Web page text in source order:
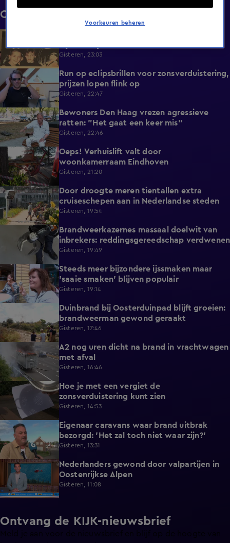
Clips
Gisteren, 23:03
2:06
Run op eclipsbrillen voor zonsverduistering,
prijzen lopen flink op
Gisteren, 22:47
1:54
Bewoners Den Haag vrezen agressieve
ratten: "Het gaat een keer mis"
Gisteren, 22:46
0:58
Oeps! Verhuislift valt door
woonkamerraam Eindhoven
Gisteren, 21:20
2:11
Door droogte meren tientallen extra
cruiseschepen aan in Nederlandse steden
Gisteren, 19:54
Brandweerkazernes massaal doelwit van
inbrekers: reddingsgereedschap verdwenen
Gisteren, 19:49
1:17
Steeds meer bijzondere ijssmaken maar
'saaie smaken' blijven populair
Gisteren, 19:14
Duinbrand bij Oosterduinpad blijft groeien:
brandweerman gewond geraakt
Gisteren, 17:46
A2 nog uren dicht na brand in vrachtwagen
met afval
Gisteren, 16:46
1:21
Hoe je met een vergiet de
zonsverduistering kunt zien
Gisteren, 14:53
2:14
Eigenaar caravans waar brand uitbrak
bezorgd: 'Het zal toch niet waar zijn?'
Gisteren, 13:31
0:34
Nederlanders gewond door valpartijen in
Oostenrijkse Alpen
Gisteren, 11:08
Ontvang de KIJK-nieuwsbrief
Voorkeuren beheren